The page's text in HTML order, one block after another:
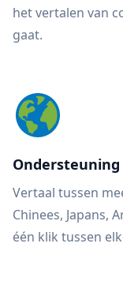
het vertalen van
gaat.
Ondersteuning
Vertaal tussen
Chinees, Japans,
één klik tussen